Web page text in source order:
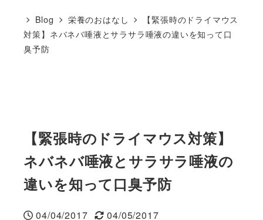
Blog 栄養のおはなし
【緊張時のドライマウス
対策】ネバネバ唾液とサラサラ唾液の違いを知って口
臭予防
【緊張時のドライマウス対策】
ネバネバ唾液とサラサラ唾液の
違いを知って口臭予防
04/04/2017
04/05/2017